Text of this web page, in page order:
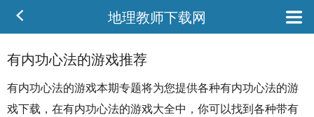
地理教师下载网
有内功心法的游戏推荐
有内功心法的游戏本期专题将为您提供各种有内功心法的游
戏下载，在有内功心法的游戏大全中，你可以找到各种带有